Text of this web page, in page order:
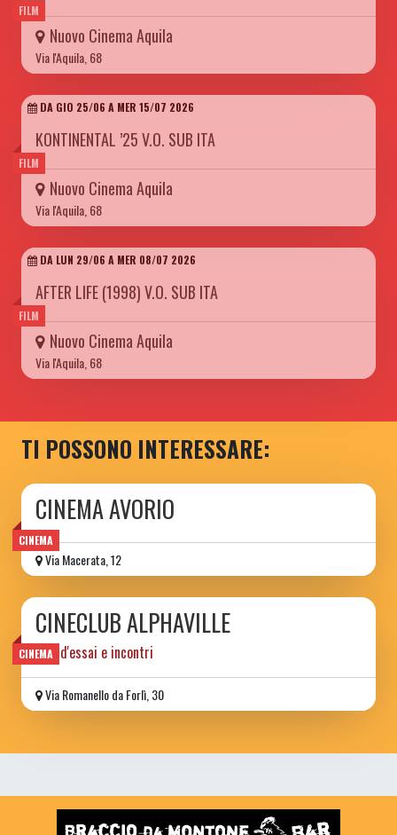
FILM
Nuovo Cinema Aquila
Via l'Aquila, 68
FILM
DA GIO 25/06 A MER 15/07 2026
KONTINENTAL ’25 V.O. SUB ITA
Nuovo Cinema Aquila
Via l'Aquila, 68
FILM
DA LUN 29/06 A MER 08/07 2026
AFTER LIFE (1998) V.O. SUB ITA
Nuovo Cinema Aquila
Via l'Aquila, 68
TI POSSONO INTERESSARE:
CINEMA
CINEMA AVORIO
Via Macerata, 12
CINEMA
CINECLUB ALPHAVILLE
film d'essai e incontri
Via Romanello da Forlì, 30